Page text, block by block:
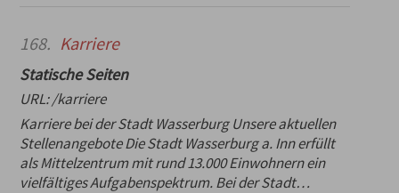
168. Karriere
Statische Seiten
URL:/karriere
Karriere bei der Stadt Wasserburg Unsere aktuellen
Stellenangebote Die Stadt Wasserburg a. Inn erfüllt
als Mittelzentrum mit rund 13.000 Einwohnern ein
vielfältiges Aufgabenspektrum. Bei der Stadt…